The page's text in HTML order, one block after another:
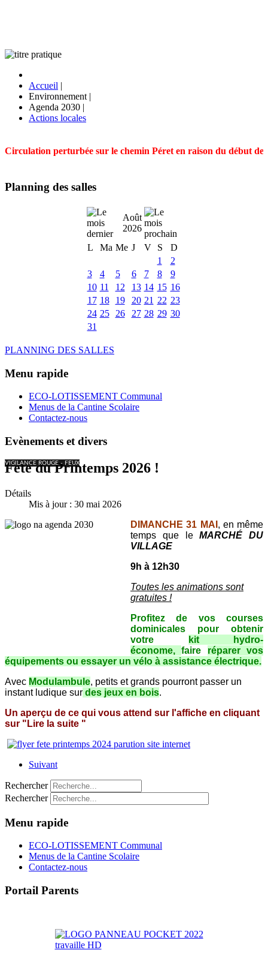
Accueil |
Environnement |
Agenda 2030 |
Actions locales
Circulation perturbée sur le chemin Péret en raison du début
Planning des salles
Août
2026
L
Ma Me J V S
D
1
2
3
4 5 6 7 8
9
10 11 12 13 14 15 16
17 18 19 20 21 22 23
24 25 26 27 28 29 30
31
PLANNING DES SALLES
Menu rapide
ECO-LOTISSEMENT Communal
Menus de la Cantine Scolaire
Contactez-nous
Evènements et divers
VIGILANCE ROUGE - FEUX
Fête du Printemps 2026 !
Détails
Mis à jour : 30 mai 2026
DIMANCHE 31 MAI , en même
temps que leMARCHÉ DU
VILLAGE
9h à 12h30
Toutes les animations sont
gratuites !
Profitez de vos courses
dominicales pour obtenir
votre
kit hydro-
économe,faire réparer vos
équipements ou essayer un vélo à assistance électrique.
Avec Modulambule, petits et grands pourront passer un
instant ludique sur des jeux en bois.
Un aperçu de ce qui vous attend sur l'affiche en cliquant
sur "Lire la suite "
Suivant
Rechercher
Rechercher
Menu rapide
ECO-LOTISSEMENT Communal
Menus de la Cantine Scolaire
Contactez-nous
Portail Parents